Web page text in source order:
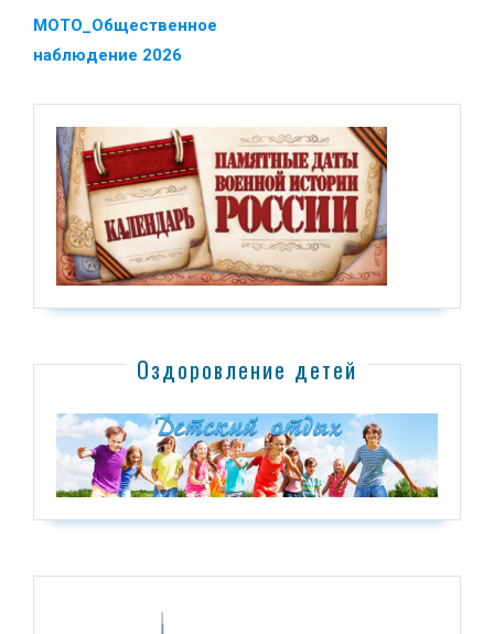
МОТО_Общественное
наблюдение 2026
Оздоровление детей